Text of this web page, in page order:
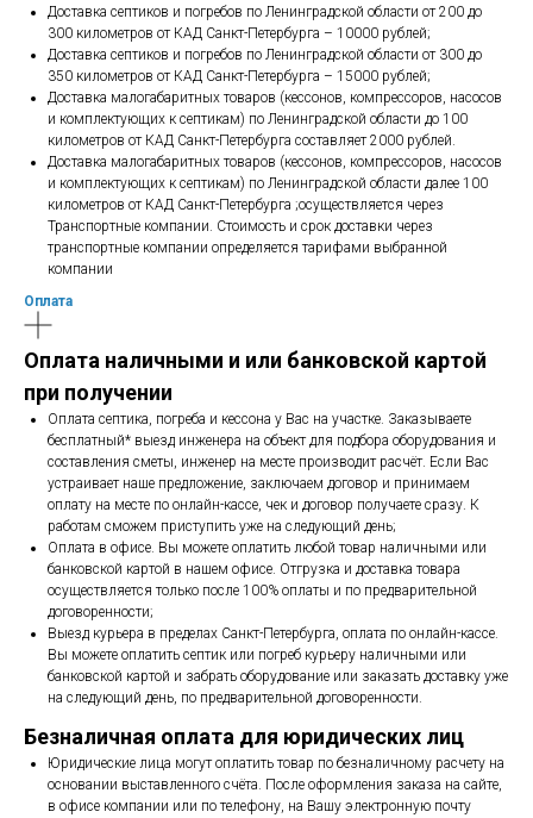
Доставка септиков и погребов по Ленинградской области от 200 до
300 километров от КАД Санкт-Петербурга – 10000 рублей;
Доставка септиков и погребов по Ленинградской области от 300 до
350 километров от КАД Санкт-Петербурга – 15000 рублей;
Доставка малогабаритных товаров (кессонов, компрессоров, насосов
и комплектующих к септикам) по Ленинградской области до 100
километров от КАД Санкт-Петербурга составляет 2000 рублей.
Доставка малогабаритных товаров (кессонов, компрессоров, насосов
и комплектующих к септикам) по Ленинградской области далее 100
километров от КАД Санкт-Петербурга ;осуществляется через
Транспортные компании. Стоимость и срок доставки через
транспортные компании определяется тарифами выбранной
компании
Оплата
Оплата наличными и или банковской картой
при получении
Оплата септика, погреба и кессона у Вас на участке. Заказываете
бесплатный* выезд инженера на объект для подбора оборудования и
составления сметы, инженер на месте производит расчёт. Если Вас
устраивает наше предложение, заключаем договор и принимаем
оплату на месте по онлайн-кассе, чек и договор получаете сразу. К
работам сможем приступить уже на следующий день;
Оплата в офисе. Вы можете оплатить любой товар наличными или
банковской картой в нашем офисе. Отгрузка и доставка товара
осуществляется только после 100% оплаты и по предварительной
договоренности;
Выезд курьера в пределах Санкт-Петербурга, оплата по онлайн-кассе.
Вы можете оплатить септик или погреб курьеру наличными или
банковской картой и забрать оборудование или заказать доставку уже
на следующий день, по предварительной договоренности.
Безналичная оплата для юридических лиц
Юридические лица могут оплатить товар по безналичному расчету на
основании выставленного счёта. После оформления заказа на сайте,
в офисе компании или по телефону, на Вашу электронную почту